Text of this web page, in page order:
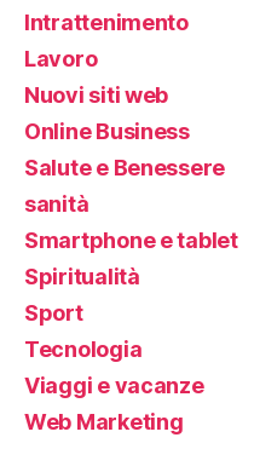
Intrattenimento
Lavoro
Nuovi siti web
Online Business
Salute e Benessere
sanità
Smartphone e tablet
Spiritualità
Sport
Tecnologia
Viaggi e vacanze
Web Marketing